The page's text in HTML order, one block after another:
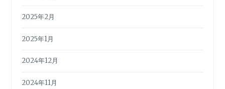
2025年2月
2025年1月
2024年12月
2024年11月